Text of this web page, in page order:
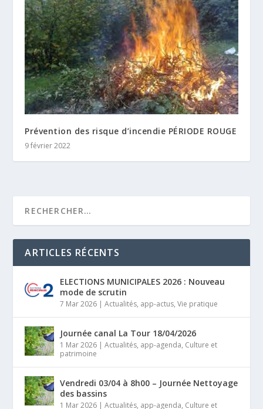
Prévention des risque d’incendie PÉRIODE ROUGE
9 février 2022
ARTICLES RÉCENTS
ELECTIONS MUNICIPALES 2026 : Nouveau
mode de scrutin
7 Mar 2026 |Actualités, app-actus,Vie pratique
Journée canal La Tour 18/04/2026
1 Mar 2026 |Actualités, app-agenda, Culture et
patrimoine
Vendredi 03/04 à 8h00 – Journée Nettoyage
des bassins
1 Mar 2026 |Actualités, app-agenda, Culture et